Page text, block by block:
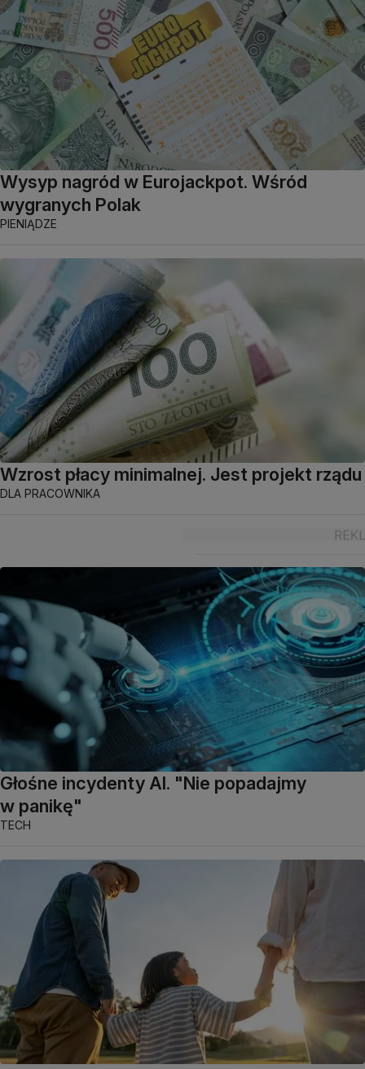
Wysyp nagród w Eurojackpot. Wśród
wygranych Polak
PIENIĄDZE
Wzrost płacy minimalnej. Jest projekt rządu
DLA PRACOWNIKA
Głośne incydenty AI. "Nie popadajmy
w panikę"
TECH